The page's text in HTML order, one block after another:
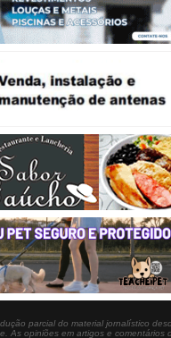
parcial do material jornalístico
As opiniões em artigos e comentários